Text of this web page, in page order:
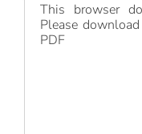
This browser
Please
PDF